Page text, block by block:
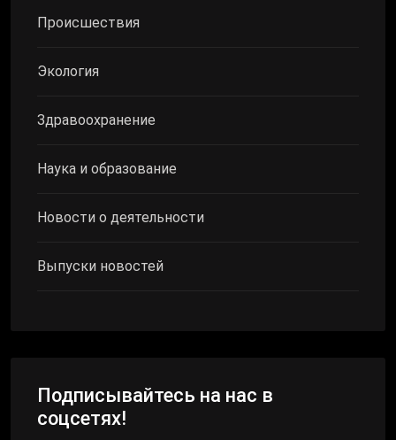
Происшествия
Экология
Здравоохранение
Наука и образование
Новости о деятельности
Выпуски новостей
Подписывайтесь на нас в
соцсетях!